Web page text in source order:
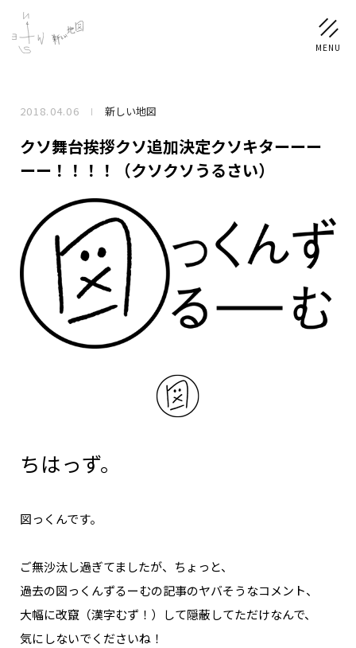
NEWS
SCHEDULE
PROFILE
稲垣 吾郎 草彅 剛 香取 慎吾
DISCOGRAPHY
CHIZUSHOP
メールマガジン登録/解除
2018.04.06 新しい地図
クソ舞台挨拶クソ追加決定クソキターーー
ーー！！！！（クソクソうるさい）
ちはっず。
図っくんです。
ご無沙汰し過ぎてましたが、ちょっと、
過去の図っくんずるーむの記事のヤバそうなコメント、
大幅に改竄（漢字むず！）して隠蔽してただけなんで、
気にしないでくださいね！